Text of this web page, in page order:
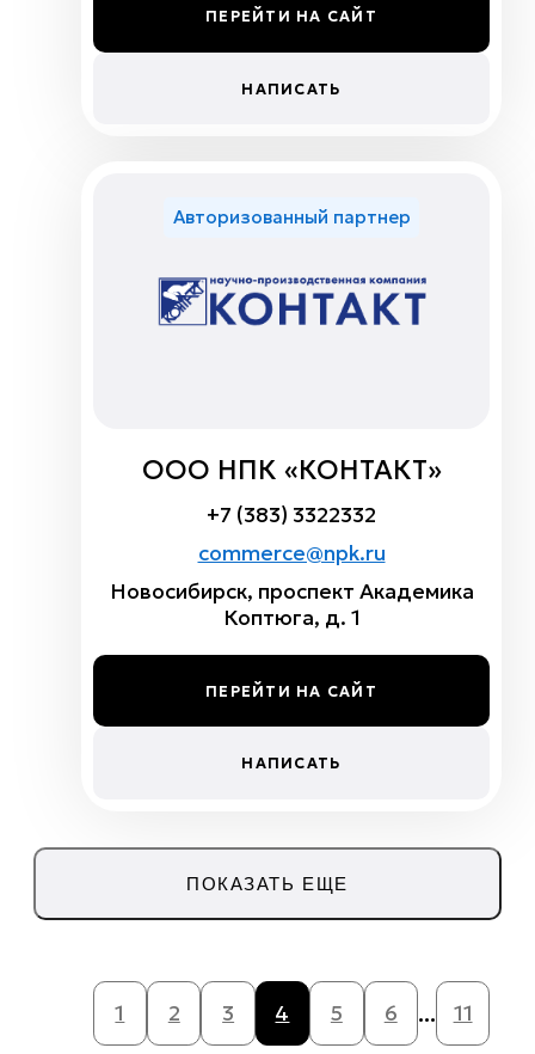
ПЕРЕЙТИ НА САЙТ
НАПИСАТЬ
Авторизованный партнер
ООО НПК «КОНТАКТ»
+7 (383) 3322332
commerce@npk.ru
Новосибирск, проспект Академика
Коптюга, д. 1
ПЕРЕЙТИ НА САЙТ
НАПИСАТЬ
ПОКАЗАТЬ ЕЩЕ
1 2 3 4 5 6 ... 11